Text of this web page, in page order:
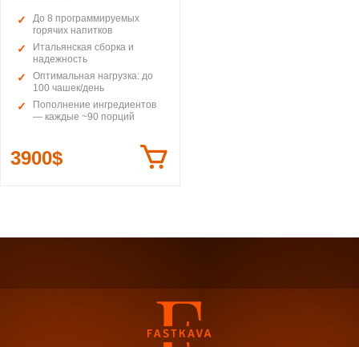
До 8 программируемых
горячих напитков
Итальянская сборка и
надежность
Оптимальная нагрузка: до
100 чашек/день
Пополнение ингредиентов
— каждые ~90 порций
3900$